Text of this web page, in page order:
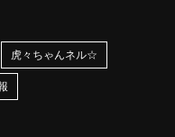
虎々ちゃんネル☆